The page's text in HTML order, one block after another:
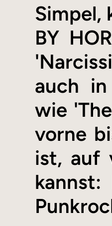
Simpel,
BY
auch in
wie
vorne
ist, auf